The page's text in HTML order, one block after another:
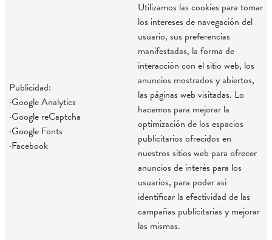
Publicidad:
·Google Analytics
·Google reCaptcha
·Google Fonts
·Facebook
Utilizamos las cookies para tomar
los intereses de navegación del
usuario, sus preferencias
manifestadas, la forma de
interacción con el sitio web, los
anuncios mostrados y abiertos,
las páginas web visitadas. Lo
hacemos para mejorar la
optimización de los espacios
publicitarios ofrecidos en
nuestros sitios web para ofrecer
anuncios de interés para los
usuarios, para poder así
identificar la efectividad de las
campañas publicitarias y mejorar
las mismas.